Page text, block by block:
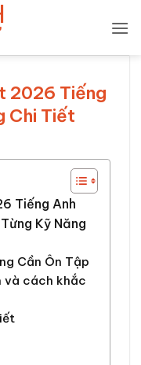
2026 Tiếng
Chi Tiết
Tiếng Anh
Kỹ Năng
Cần Ôn Tập
và cách khắc